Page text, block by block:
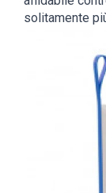
solitamente